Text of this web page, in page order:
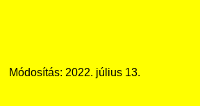
Módosítás: 2022. július 13.